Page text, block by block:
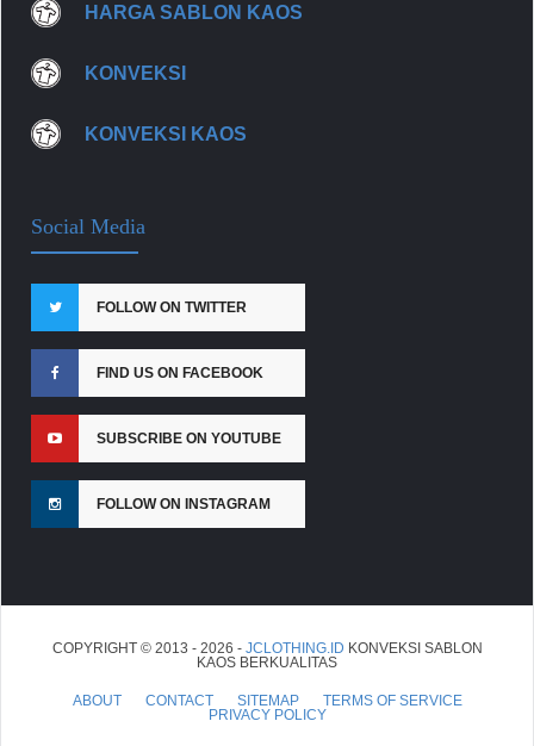
HARGA SABLON KAOS
KONVEKSI
KONVEKSI KAOS
Social Media
FOLLOW ON TWITTER
FIND US ON FACEBOOK
SUBSCRIBE ON YOUTUBE
FOLLOW ON INSTAGRAM
COPYRIGHT © 2013 - 2026 - JCLOTHING.ID KONVEKSI SABLON
KAOS BERKUALITAS
ABOUT CONTACT SITEMAP
TERMS OF SERVICE
PRIVACY POLICY